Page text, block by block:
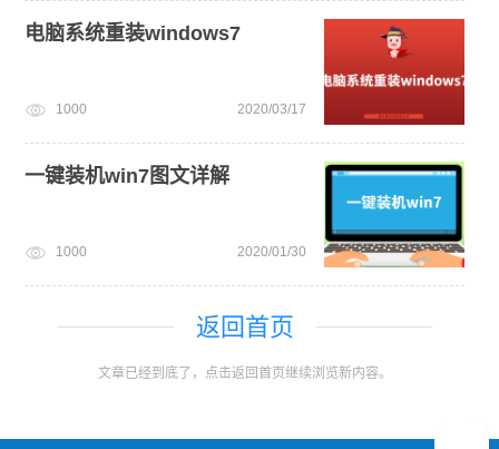
电脑系统重装windows7
1000 2020/03/17
一键装机win7图文详解
1000 2020/01/30
返回首页
文章已经到底了，点击返回首页继续浏览新内容。